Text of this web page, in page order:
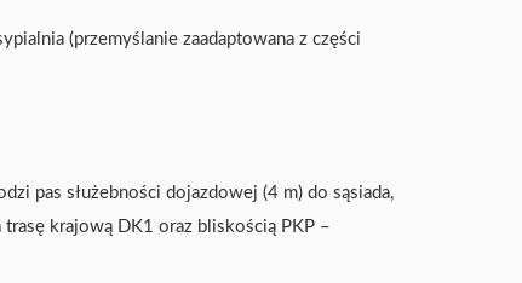
(przemyślanie zaadaptowana z części
pas służebności dojazdowej (4 m) do sąsiada,
krajową DK1 oraz bliskością PKP –